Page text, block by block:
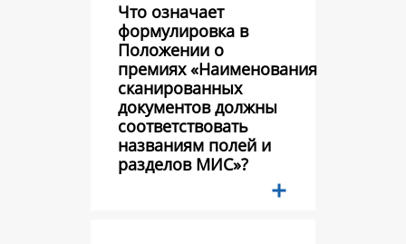
Что означает
формулировка в
Положении о
премиях «Наименования
сканированных
документов должны
соответствовать
названиям полей и
разделов МИС»?